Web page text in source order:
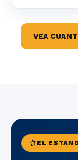
VEA
EL